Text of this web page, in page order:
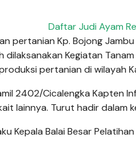
Daftar Judi Ayam
pertanian Kp. Bojong
dilaksanakan Kegiatan
pertanian di wilayah
2402/Cicalengka Kapten
lainnya. Turut hadir dalam
Kepala Balai Besar